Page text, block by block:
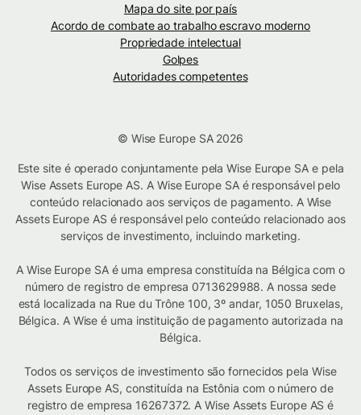
Mapa do site por país
Acordo de combate ao trabalho escravo moderno
Propriedade intelectual
Golpes
Autoridades competentes
© Wise Europe SA 2026
Este site é operado conjuntamente pela Wise Europe SA e pela
Wise Assets Europe AS. A Wise Europe SA é responsável pelo
conteúdo relacionado aos serviços de pagamento. A Wise
Assets Europe AS é responsável pelo conteúdo relacionado aos
serviços de investimento, incluindo marketing.
A Wise Europe SA é uma empresa constituída na Bélgica com o
número de registro de empresa 0713629988. A nossa sede
está localizada na Rue du Trône 100, 3º andar, 1050 Bruxelas,
Bélgica. A Wise é uma instituição de pagamento autorizada na
Bélgica.
Todos os serviços de investimento são fornecidos pela Wise
Assets Europe AS, constituída na Estônia com o número de
registro de empresa 16267372. A Wise Assets Europe AS é